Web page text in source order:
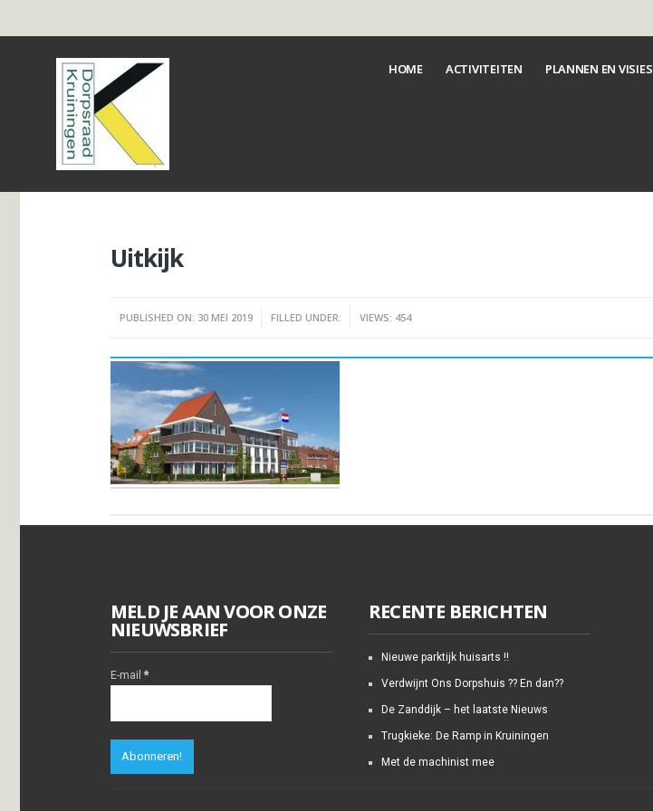
HOME ACTIVITEITEN PLANNEN EN VISIES
Uitkijk
PUBLISHED ON: 30 MEI 2019 FILLED UNDER: VIEWS: 454
MELD JE AAN VOOR ONZE
NIEUWSBRIEF
E-mail*
RECENTE BERICHTEN
Nieuwe parktijk huisarts !!
Verdwijnt Ons Dorpshuis ?? En dan??
De Zanddijk – het laatste Nieuws
Trugkieke: De Ramp in Kruiningen
Met de machinist mee